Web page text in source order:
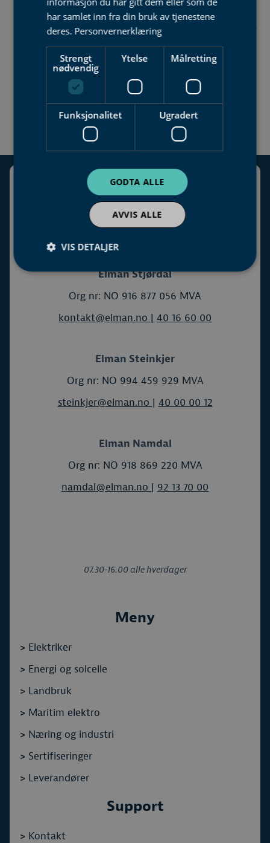
av ditt elektriske anlegg?
Vi hjelper deg gjerne med enkel el-sjekk eller
mer omfattende elektrisk kontroll for
dokumentasjon ved kjøp eller salg av bolig.
Bestill elektriker
Elman AS (Innherred)
Org nr: NO 897 400 952 MVA
Elman Stjørdal
Org nr: NO 916 877 056 MVA
kontakt@elman.no | 40 16 60 00
Elman Steinkjer
Org nr: NO 994 459 929 MVA
steinkjer@elman.no | 40 00 00 12
Elman Namdal
Org nr: NO 918 869 220 MVA
namdal@elman.no | 92 13 70 00
07.30-16.00 alle hverdager
Meny
> Elektriker
> Energi og solcelle
> Landbruk
> Maritim elektro
> Næring og industri
> Sertifiseringer
> Leverandører
Support
> Kontakt
har samlet inn fra din bruk av tjenestene
deres. Personvernerklæring
Strengt
nødvendig
Ytelse Målretting
Funksjonalitet Ugradert
GODTA ALLE
AVVIS ALLE
VIS DETALJER